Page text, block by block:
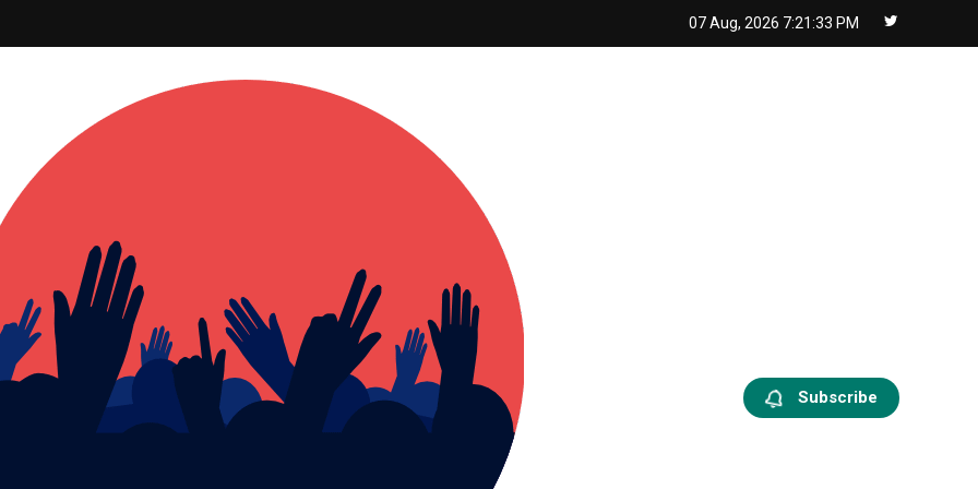
07 Aug, 2026 7:21:34 PM
Subscribe